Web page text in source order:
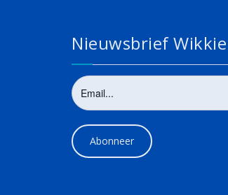
Nieuwsbrief Wikkie